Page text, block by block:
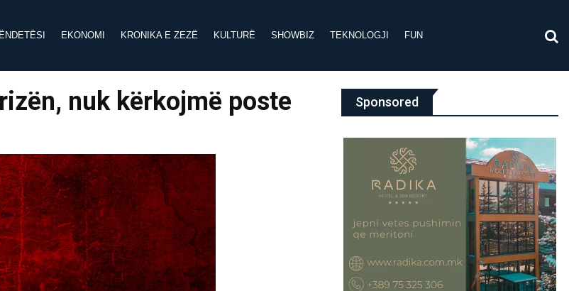
EKONOMI KRONIKA E ZEZË KULTURË SHOWBIZ TEKNOLOGJI FUN
nuk kërkojmë poste
Sponsored